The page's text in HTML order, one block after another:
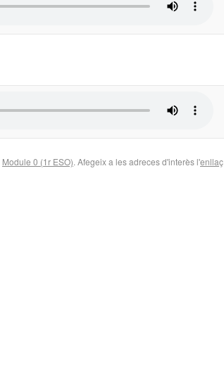
Module 0 (1r ESO). Afegeix a les adreces d'interès l'enllaç